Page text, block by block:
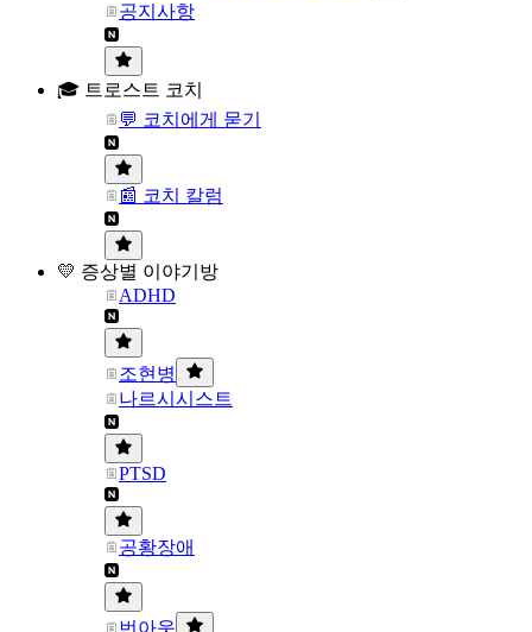
공지사항
🎓 트로스트 코치
💬 코치에게 묻기
📰 코치 칼럼
💛 증상별 이야기방
ADHD
조현병
나르시시스트
PTSD
공황장애
번아웃